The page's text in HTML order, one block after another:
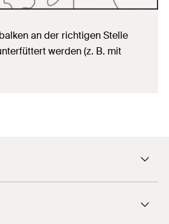
an der richtigen Stelle
werden (z. B. mit